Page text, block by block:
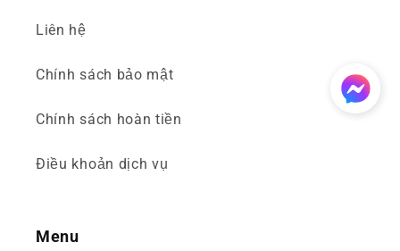
Liên hệ
Chính sách bảo mật
Chính sách hoàn tiền
Điều khoản dịch vụ
Menu